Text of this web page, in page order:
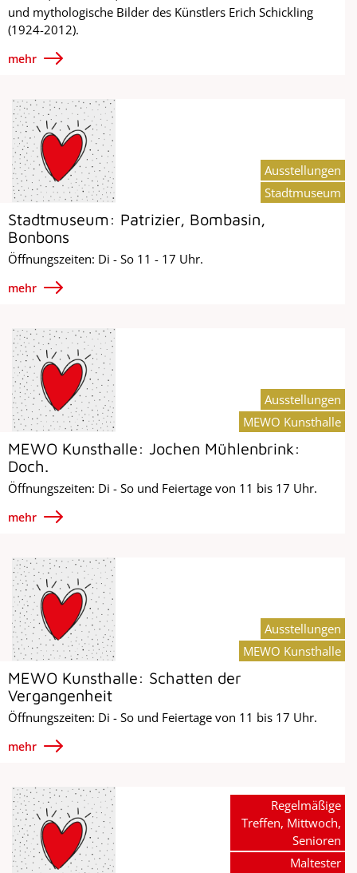
und mythologische Bilder des Künstlers Erich Schickling
(1924-2012).
mehr
Stadtmuseum: Patrizier, Bombasin,
Bonbons
Öffnungszeiten: Di - So 11 - 17 Uhr.
mehr
Ausstellungen
Stadtmuseum
MEWO Kunsthalle: Jochen Mühlenbrink:
Doch.
Öffnungszeiten: Di - So und Feiertage von 11 bis 17 Uhr.
mehr
Ausstellungen
MEWO Kunsthalle
MEWO Kunsthalle: Schatten der
Vergangenheit
Öffnungszeiten: Di - So und Feiertage von 11 bis 17 Uhr.
mehr
Ausstellungen
MEWO Kunsthalle
Regelmäßige
Treffen, Mittwoch,
Senioren
Maltester